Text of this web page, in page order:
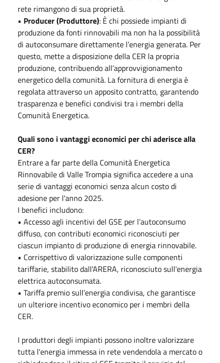
rete rimangono di sua proprietà.
• Producer (Produttore): È chi possiede impianti di
produzione da fonti rinnovabili ma non ha la possibilità
di autoconsumare direttamente l’energia generata. Per
questo, mette a disposizione della CER la propria
produzione, contribuendo all’approvvigionamento
energetico della comunità. La fornitura di energia è
regolata attraverso un apposito contratto, garantendo
trasparenza e benefici condivisi tra i membri della
Comunità Energetica.
Quali sono i vantaggi economici per chi aderisce alla
CER?
Entrare a far parte della Comunità Energetica
Rinnovabile di Valle Trompia significa accedere a una
serie di vantaggi economici senza alcun costo di
adesione per l'anno 2025.
I benefici includono:
• Accesso agli incentivi del GSE per l’autoconsumo
diffuso, con contributi economici riconosciuti per
ciascun impianto di produzione di energia rinnovabile.
• Corrispettivo di valorizzazione sulle componenti
tariffarie, stabilito dall'ARERA, riconosciuto sull'energia
elettrica autoconsumata.
• Tariffa premio sull’energia condivisa, che garantisce
un ulteriore incentivo economico per i membri della
CER.
I produttori degli impianti possono inoltre valorizzare
tutta l'energia immessa in rete vendendola a mercato o